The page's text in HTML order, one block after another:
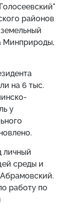
районов
Минприроды,
на 6 тыс.
у
личный
среды и
работу по